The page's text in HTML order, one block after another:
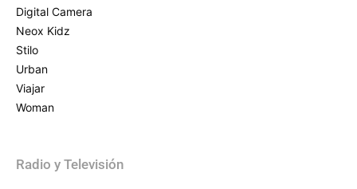
Digital Camera
Neox Kidz
Stilo
Urban
Viajar
Woman
Radio y Televisión